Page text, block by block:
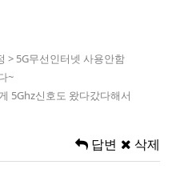
> 5G무선인터넷 사용안함
~
5Ghz신호도 왔다갔다해서
답변 삭제